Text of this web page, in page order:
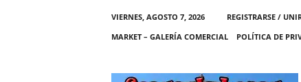
VIERNES, AGOSTO 7, 2026
REGISTRARSE /
MARKET – GALERÍA COMERCIAL
POLÍTICA DE
C